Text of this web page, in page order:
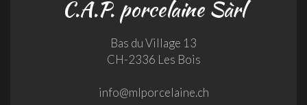
C.A.P. porcelaine Sàrl
Bas du Village 13
CH-2336 Les Bois
info@mlporcelaine.ch